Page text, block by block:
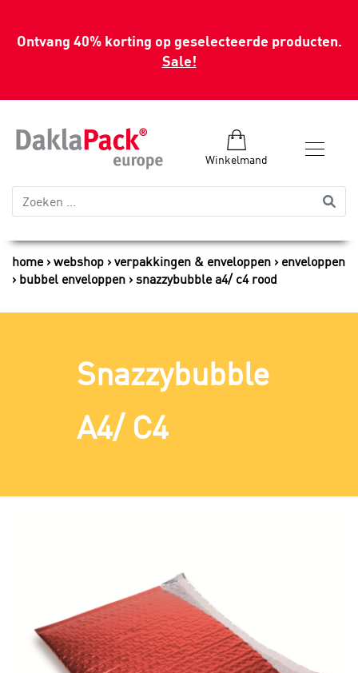
Ontvang 40% korting op geselecteerde producten.
Sale!
Winkelmand
home webshop verpakkingen & enveloppen
enveloppen
bubbel enveloppen
snazzybubble a4/ c4 rood
Snazzybubble
A4/ C4